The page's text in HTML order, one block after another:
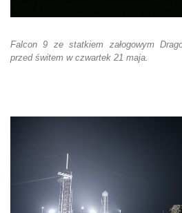
Falcon 9 ze statkiem załogowym
przed świtem w czwartek 21 maja.